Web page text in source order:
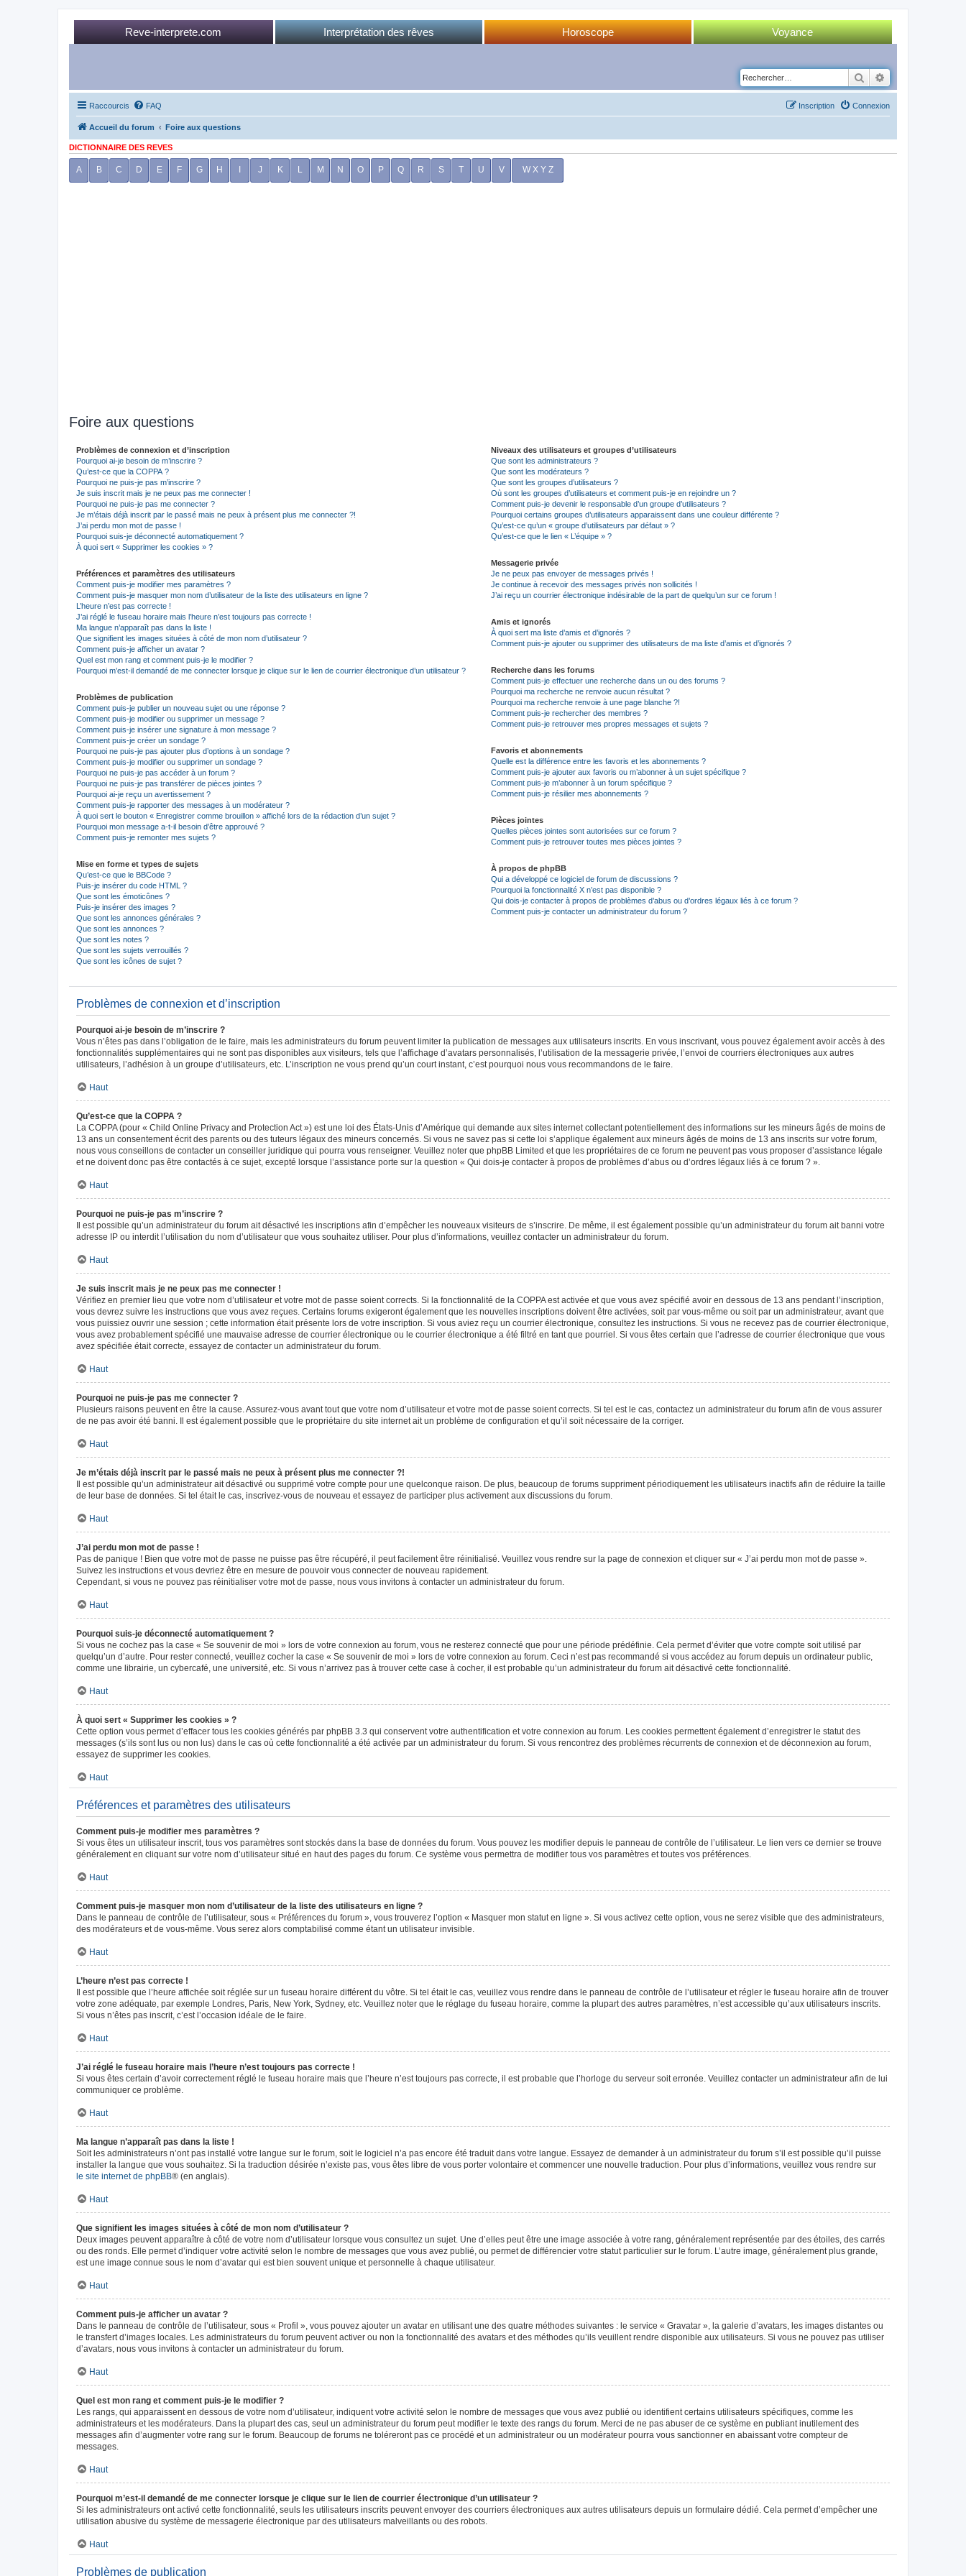
Reve-interprete.com
Interprétation des rêves
Horoscope
Voyance
Tirage Tarot
Rechercher
Raccourcis FAQ Connexion
Inscription
Accueil du forum Foire aux questions
DICTIONNAIRE DES REVES
A B C D E F G H J K L M N O P Q R S T U V W X Y Z
Foire aux questions
Problèmes de connexion et d’inscription
Pourquoi ai-je besoin de m’inscrire ?
Qu’est-ce que la COPPA ?
Pourquoi ne puis-je pas m’inscrire ?
Je suis inscrit mais je ne peux pas me connecter !
Pourquoi ne puis-je pas me connecter ?
Je m’étais déjà inscrit par le passé mais ne peux à présent plus me connecter ?!
J’ai perdu mon mot de passe !
Pourquoi suis-je déconnecté automatiquement ?
À quoi sert « Supprimer les cookies » ?
Préférences et paramètres des utilisateurs
Comment puis-je modifier mes paramètres ?
Comment puis-je masquer mon nom d’utilisateur de la liste des utilisateurs en ligne ?
L’heure n’est pas correcte !
J’ai réglé le fuseau horaire mais l’heure n’est toujours pas correcte !
Ma langue n’apparaît pas dans la liste !
Que signifient les images situées à côté de mon nom d’utilisateur ?
Comment puis-je afficher un avatar ?
Quel est mon rang et comment puis-je le modifier ?
Pourquoi m’est-il demandé de me connecter lorsque je clique sur le lien de courrier électronique d’un utilisateur ?
Problèmes de publication
Comment puis-je publier un nouveau sujet ou une réponse ?
Comment puis-je modifier ou supprimer un message ?
Comment puis-je insérer une signature à mon message ?
Comment puis-je créer un sondage ?
Pourquoi ne puis-je pas ajouter plus d’options à un sondage ?
Comment puis-je modifier ou supprimer un sondage ?
Pourquoi ne puis-je pas accéder à un forum ?
Pourquoi ne puis-je pas transférer de pièces jointes ?
Pourquoi ai-je reçu un avertissement ?
Comment puis-je rapporter des messages à un modérateur ?
À quoi sert le bouton « Enregistrer comme brouillon » affiché lors de la rédaction d’un sujet ?
Pourquoi mon message a-t-il besoin d’être approuvé ?
Comment puis-je remonter mes sujets ?
Mise en forme et types de sujets
Qu’est-ce que le BBCode ?
Puis-je insérer du code HTML ?
Que sont les émoticônes ?
Puis-je insérer des images ?
Que sont les annonces générales ?
Que sont les annonces ?
Que sont les notes ?
Que sont les sujets verrouillés ?
Que sont les icônes de sujet ?
Niveaux des utilisateurs et groupes d’utilisateurs
Que sont les administrateurs ?
Que sont les modérateurs ?
Que sont les groupes d’utilisateurs ?
Où sont les groupes d’utilisateurs et comment puis-je en rejoindre un ?
Comment puis-je devenir le responsable d’un groupe d’utilisateurs ?
Pourquoi certains groupes d’utilisateurs apparaissent dans une couleur différente ?
Qu’est-ce qu’un « groupe d’utilisateurs par défaut » ?
Qu’est-ce que le lien « L’équipe » ?
Messagerie privée
Je ne peux pas envoyer de messages privés !
Je continue à recevoir des messages privés non sollicités !
J’ai reçu un courrier électronique indésirable de la part de quelqu’un sur ce forum !
Amis et ignorés
À quoi sert ma liste d’amis et d’ignorés ?
Comment puis-je ajouter ou supprimer des utilisateurs de ma liste d’amis et d’ignorés ?
Recherche dans les forums
Comment puis-je effectuer une recherche dans un ou des forums ?
Pourquoi ma recherche ne renvoie aucun résultat ?
Pourquoi ma recherche renvoie à une page blanche ?!
Comment puis-je rechercher des membres ?
Comment puis-je retrouver mes propres messages et sujets ?
Favoris et abonnements
Quelle est la différence entre les favoris et les abonnements ?
Comment puis-je ajouter aux favoris ou m’abonner à un sujet spécifique ?
Comment puis-je m’abonner à un forum spécifique ?
Comment puis-je résilier mes abonnements ?
Pièces jointes
Quelles pièces jointes sont autorisées sur ce forum ?
Comment puis-je retrouver toutes mes pièces jointes ?
À propos de phpBB
Qui a développé ce logiciel de forum de discussions ?
Pourquoi la fonctionnalité X n’est pas disponible ?
Qui dois-je contacter à propos de problèmes d’abus ou d’ordres légaux liés à ce forum ?
Comment puis-je contacter un administrateur du forum ?
Problèmes de connexion et d’inscription
Pourquoi ai-je besoin de m’inscrire ?
Vous n’êtes pas dans l’obligation de le faire, mais les administrateurs du forum peuvent limiter la publication de messages aux utilisateurs inscrits. En vous inscrivant, vous pouvez également avoir accès à des
fonctionnalités supplémentaires qui ne sont pas disponibles aux visiteurs, tels que l’affichage d’avatars personnalisés, l’utilisation de la messagerie privée, l’envoi de courriers électroniques aux autres
utilisateurs, l’adhésion à un groupe d’utilisateurs, etc. L’inscription ne vous prend qu’un court instant, c’est pourquoi nous vous recommandons de le faire.
Haut
Qu’est-ce que la COPPA ?
La COPPA (pour « Child Online Privacy and Protection Act ») est une loi des États-Unis d’Amérique qui demande aux sites internet collectant potentiellement des informations sur les mineurs âgés de moins de
13 ans un consentement écrit des parents ou des tuteurs légaux des mineurs concernés. Si vous ne savez pas si cette loi s’applique également aux mineurs âgés de moins de 13 ans inscrits sur votre forum,
nous vous conseillons de contacter un conseiller juridique qui pourra vous renseigner. Veuillez noter que phpBB Limited et que les propriétaires de ce forum ne peuvent pas vous proposer d’assistance légale
et ne doivent donc pas être contactés à ce sujet, excepté lorsque l’assistance porte sur la question « Qui dois-je contacter à propos de problèmes d’abus ou d’ordres légaux liés à ce forum ? ».
Haut
Pourquoi ne puis-je pas m’inscrire ?
Il est possible qu’un administrateur du forum ait désactivé les inscriptions afin d’empêcher les nouveaux visiteurs de s’inscrire. De même, il est également possible qu’un administrateur du forum ait banni votre
adresse IP ou interdit l’utilisation du nom d’utilisateur que vous souhaitez utiliser. Pour plus d’informations, veuillez contacter un administrateur du forum.
Haut
Je suis inscrit mais je ne peux pas me connecter !
Vérifiez en premier lieu que votre nom d’utilisateur et votre mot de passe soient corrects. Si la fonctionnalité de la COPPA est activée et que vous avez spécifié avoir en dessous de 13 ans pendant l’inscription,
vous devrez suivre les instructions que vous avez reçues. Certains forums exigeront également que les nouvelles inscriptions doivent être activées, soit par vous-même ou soit par un administrateur, avant que
vous puissiez ouvrir une session ; cette information était présente lors de votre inscription. Si vous aviez reçu un courrier électronique, consultez les instructions. Si vous ne recevez pas de courrier électronique,
vous avez probablement spécifié une mauvaise adresse de courrier électronique ou le courrier électronique a été filtré en tant que pourriel. Si vous êtes certain que l’adresse de courrier électronique que vous
avez spécifiée était correcte, essayez de contacter un administrateur du forum.
Haut
Pourquoi ne puis-je pas me connecter ?
Plusieurs raisons peuvent en être la cause. Assurez-vous avant tout que votre nom d’utilisateur et votre mot de passe soient corrects. Si tel est le cas, contactez un administrateur du forum afin de vous assurer
de ne pas avoir été banni. Il est également possible que le propriétaire du site internet ait un problème de configuration et qu’il soit nécessaire de la corriger.
Haut
Je m’étais déjà inscrit par le passé mais ne peux à présent plus me connecter ?!
Il est possible qu’un administrateur ait désactivé ou supprimé votre compte pour une quelconque raison. De plus, beaucoup de forums suppriment périodiquement les utilisateurs inactifs afin de réduire la taille
de leur base de données. Si tel était le cas, inscrivez-vous de nouveau et essayez de participer plus activement aux discussions du forum.
Haut
J’ai perdu mon mot de passe !
Pas de panique ! Bien que votre mot de passe ne puisse pas être récupéré, il peut facilement être réinitialisé. Veuillez vous rendre sur la page de connexion et cliquer sur « J’ai perdu mon mot de passe ».
Suivez les instructions et vous devriez être en mesure de pouvoir vous connecter de nouveau rapidement.
Cependant, si vous ne pouvez pas réinitialiser votre mot de passe, nous vous invitons à contacter un administrateur du forum.
Haut
Pourquoi suis-je déconnecté automatiquement ?
Si vous ne cochez pas la case « Se souvenir de moi » lors de votre connexion au forum, vous ne resterez connecté que pour une période prédéfinie. Cela permet d’éviter que votre compte soit utilisé par
quelqu’un d’autre. Pour rester connecté, veuillez cocher la case « Se souvenir de moi » lors de votre connexion au forum. Ceci n’est pas recommandé si vous accédez au forum depuis un ordinateur public,
comme une librairie, un cybercafé, une université, etc. Si vous n’arrivez pas à trouver cette case à cocher, il est probable qu’un administrateur du forum ait désactivé cette fonctionnalité.
Haut
À quoi sert « Supprimer les cookies » ?
Cette option vous permet d’effacer tous les cookies générés par phpBB 3.3 qui conservent votre authentification et votre connexion au forum. Les cookies permettent également d’enregistrer le statut des
messages (s’ils sont lus ou non lus) dans le cas où cette fonctionnalité a été activée par un administrateur du forum. Si vous rencontrez des problèmes récurrents de connexion et de déconnexion au forum,
essayez de supprimer les cookies.
Haut
Préférences et paramètres des utilisateurs
Comment puis-je modifier mes paramètres ?
Si vous êtes un utilisateur inscrit, tous vos paramètres sont stockés dans la base de données du forum. Vous pouvez les modifier depuis le panneau de contrôle de l’utilisateur. Le lien vers ce dernier se trouve
généralement en cliquant sur votre nom d’utilisateur situé en haut des pages du forum. Ce système vous permettra de modifier tous vos paramètres et toutes vos préférences.
Haut
Comment puis-je masquer mon nom d’utilisateur de la liste des utilisateurs en ligne ?
Dans le panneau de contrôle de l’utilisateur, sous « Préférences du forum », vous trouverez l’option « Masquer mon statut en ligne ». Si vous activez cette option, vous ne serez visible que des administrateurs,
des modérateurs et de vous-même. Vous serez alors comptabilisé comme étant un utilisateur invisible.
Haut
L’heure n’est pas correcte !
Il est possible que l’heure affichée soit réglée sur un fuseau horaire différent du vôtre. Si tel était le cas, veuillez vous rendre dans le panneau de contrôle de l’utilisateur et régler le fuseau horaire afin de trouver
votre zone adéquate, par exemple Londres, Paris, New York, Sydney, etc. Veuillez noter que le réglage du fuseau horaire, comme la plupart des autres paramètres, n’est accessible qu’aux utilisateurs inscrits.
Si vous n’êtes pas inscrit, c’est l’occasion idéale de le faire.
Haut
J’ai réglé le fuseau horaire mais l’heure n’est toujours pas correcte !
Si vous êtes certain d’avoir correctement réglé le fuseau horaire mais que l’heure n’est toujours pas correcte, il est probable que l’horloge du serveur soit erronée. Veuillez contacter un administrateur afin de lui
communiquer ce problème.
Haut
Ma langue n’apparaît pas dans la liste !
Soit les administrateurs n’ont pas installé votre langue sur le forum, soit le logiciel n’a pas encore été traduit dans votre langue. Essayez de demander à un administrateur du forum s’il est possible qu’il puisse
installer la langue que vous souhaitez. Si la traduction désirée n’existe pas, vous êtes libre de vous porter volontaire et commencer une nouvelle traduction. Pour plus d’informations, veuillez vous rendre sur
le site internet de phpBB® (en anglais).
Haut
Que signifient les images situées à côté de mon nom d’utilisateur ?
Deux images peuvent apparaître à côté de votre nom d’utilisateur lorsque vous consultez un sujet. Une d’elles peut être une image associée à votre rang, généralement représentée par des étoiles, des carrés
ou des ronds. Elle permet d’indiquer votre activité selon le nombre de messages que vous avez publié, ou permet de différencier votre statut particulier sur le forum. L’autre image, généralement plus grande,
est une image connue sous le nom d’avatar qui est bien souvent unique et personnelle à chaque utilisateur.
Haut
Comment puis-je afficher un avatar ?
Dans le panneau de contrôle de l’utilisateur, sous « Profil », vous pouvez ajouter un avatar en utilisant une des quatre méthodes suivantes : le service « Gravatar », la galerie d’avatars, les images distantes ou
le transfert d’images locales. Les administrateurs du forum peuvent activer ou non la fonctionnalité des avatars et des méthodes qu’ils veuillent rendre disponible aux utilisateurs. Si vous ne pouvez pas utiliser
d’avatars, nous vous invitons à contacter un administrateur du forum.
Haut
Quel est mon rang et comment puis-je le modifier ?
Les rangs, qui apparaissent en dessous de votre nom d’utilisateur, indiquent votre activité selon le nombre de messages que vous avez publié ou identifient certains utilisateurs spécifiques, comme les
administrateurs et les modérateurs. Dans la plupart des cas, seul un administrateur du forum peut modifier le texte des rangs du forum. Merci de ne pas abuser de ce système en publiant inutilement des
messages afin d’augmenter votre rang sur le forum. Beaucoup de forums ne toléreront pas ce procédé et un administrateur ou un modérateur pourra vous sanctionner en abaissant votre compteur de
messages.
Haut
Pourquoi m’est-il demandé de me connecter lorsque je clique sur le lien de courrier électronique d’un utilisateur ?
Si les administrateurs ont activé cette fonctionnalité, seuls les utilisateurs inscrits peuvent envoyer des courriers électroniques aux autres utilisateurs depuis un formulaire dédié. Cela permet d’empêcher une
utilisation abusive du système de messagerie électronique par des utilisateurs malveillants ou des robots.
Haut
Problèmes de publication